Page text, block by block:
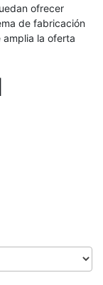
ofrecer
de fabricación
la oferta